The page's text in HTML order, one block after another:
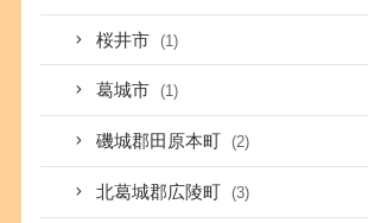
桜井市 (1)
葛城市 (1)
磯城郡田原本町 (2)
北葛城郡広陵町 (3)